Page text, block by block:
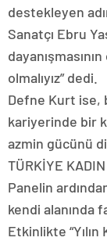
destekleyen
Sanatçı Ebru
olmalıyız” dedi.
Defne Kurt ise,
kariyerinde bir
azmin gücünü
TÜRKİYE
Panelin
kendi alanında
Etkinlikte